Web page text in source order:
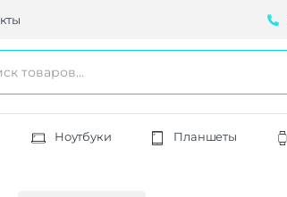
Ноутбуки Планшеты